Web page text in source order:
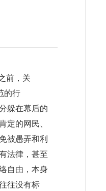
前，关
的行
躲在幕后的
定的网民、
被愚弄和利
法律，甚至
自由，本身
往没有标